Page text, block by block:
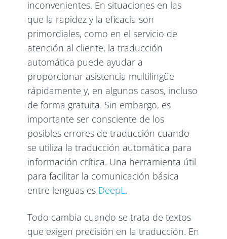
inconvenientes. En situaciones en las
que la rapidez y la eficacia son
primordiales, como en el servicio de
atención al cliente, la traducción
automática puede ayudar a
proporcionar asistencia multilingüe
rápidamente y, en algunos casos, incluso
de forma gratuita. Sin embargo, es
importante ser consciente de los
posibles errores de traducción cuando
se utiliza la traducción automática para
información crítica. Una herramienta útil
para facilitar la comunicación básica
entre lenguas es DeepL.
Todo cambia cuando se trata de textos
que exigen precisión en la traducción. En